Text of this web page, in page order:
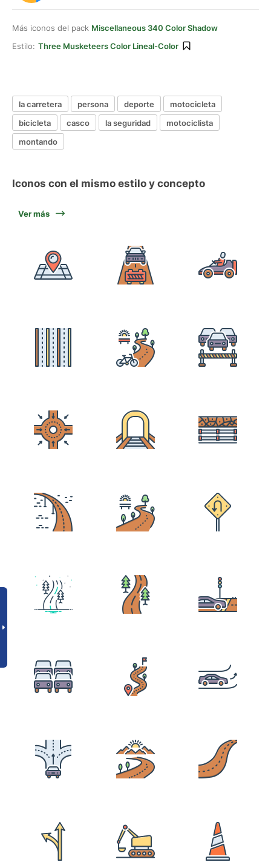
Más iconos del pack Miscellaneous 340 Color Shadow
Estilo: Three Musketeers Color Lineal-Color
la carretera persona deporte
motocicleta
bicicleta
casco la seguridad
motociclista
montando
Iconos con el mismo estilo y concepto
Ver más